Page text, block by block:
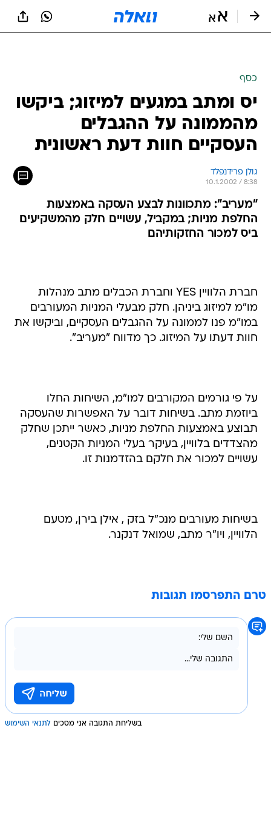
כסף
יס ומתב במגעים למיזוג; ביקשו
מהממונה על ההגבלים
העסקיים חוות דעת ראשונית
גולן פרידנפלד
10.1.2002 / 8:38
"מעריב": מתכוונות לבצע העסקה באמצעות
החלפת מניות; במקביל, עשויים חלק מהמשקיעים
ביס למכור החזקותיהם
חברת הלוויין YES וחברת הכבלים מתב מנהלות
מו"מ למיזוג ביניהן. חלק מבעלי המניות המעורבים
במו"מ פנו לממונה על ההגבלים העסקיים, וביקשו את
חוות דעתו על המיזוג. כך מדווח "מעריב".
על פי גורמים המקורבים למו"מ, השיחות החלו
ביוזמת מתב. בשיחות דובר על האפשרות שהעסקה
תבוצע באמצעות החלפת מניות, כאשר ייתכן שחלק
מהצדדים בלוויין, בעיקר בעלי המניות הקטנים,
עשויים למכור את חלקם בהזדמנות זו.
בשיחות מעורבים מנכ"ל בזק , אילן בירן, מטעם
הלוויין, ויו"ר מתב, שמואל דנקנר.
טרם התפרסמו תגובות
בשליחת התגובה אני מסכים לתנאי השימוש